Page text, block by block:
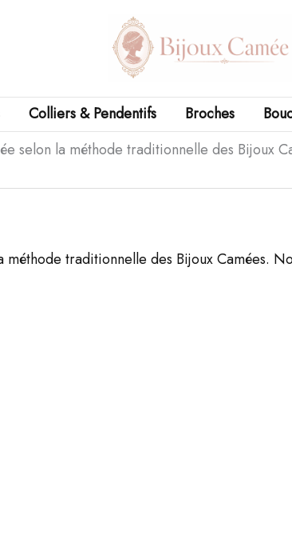
Colliers & Pendentifs Broches
selon la méthode traditionnelle des Bijoux
traditionnelle des Bijoux Camées.